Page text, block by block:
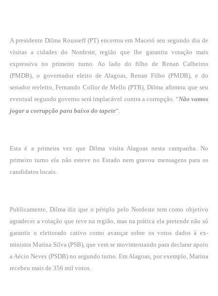
A presidente Dilma Rousseff (PT) encerrou em Maceió seu segundo dia de
visitas a cidades do Nordeste, região que lhe garantiu votação mais
expressiva no primeiro turno. Ao lado do filho de Renan Calheiros
(PMDB), o governador eleito de Alagoas, Renan Filho (PMDB), e do
senador reeleito, Fernando Collor de Mello (PTB), Dilma afirmou que seu
eventual segundo governo será implacável contra a corrupção. “Não vamos
jogar a corrupção para baixo do tapete“.
Esta é a primeira vez que Dilma visita Alagoas nesta campanha. No
primeiro turno ela não esteve no Estado nem gravou mensagens para os
candidatos locais.
Publicamente, Dilma diz que o périplo pelo Nordeste tem como objetivo
agradecer a votação que teve na região, mas na prática ela pretende não só
garantir o eleitorado cativo como avançar sobre os votos dados à ex-
ministra Marina Silva (PSB), que vem se movimentando para declarar apoio
a Aécio Neves (PSDB) no segundo turno. Em Alagoas, por exemplo, Marina
recebeu mais de 356 mil votos.